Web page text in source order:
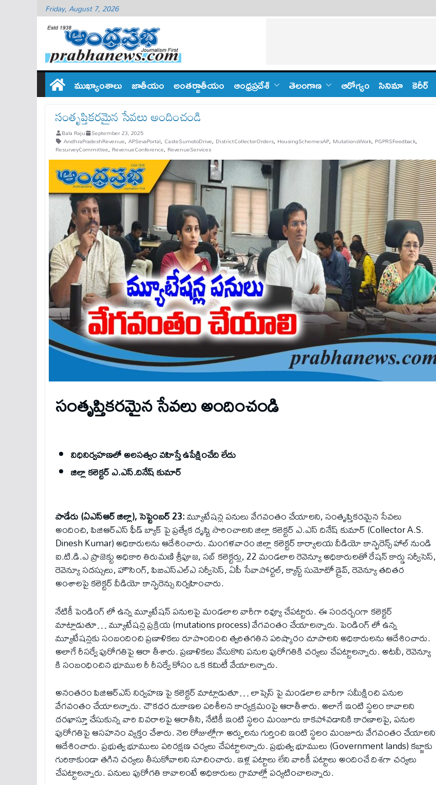
Friday, August 7, 2026
ముఖ్యాంశాలు జాతీయం అంతర్జాతీయం ఆంధ్ర‌ప్ర‌దేశ్ తెలంగాణ‌ ఆరోగ్యం సినిమా కెరీర్
సంతృప్తికరమైన సేవలు అందించండి
Bala Raju September 23, 2025
AndhraPradeshRevenue, APSevaPortal, CasteSumotoDrive, DistrictCollectorOrders, HousingSchemesAP, MutationsWork, PGPRSFeedback,
ResurveyCommittee, RevenueConference, RevenueServices
సంతృప్తికరమైన సేవలు అందించండి
విధినిర్వహణలో అలసత్వం వహిస్తే ఉపేక్షించేది లేదు
జిల్లా కలెక్టర్ ఎ.ఎస్.దినేష్ కుమార్
పాడేరు (ఏఎస్ఆర్ జిల్లా), సెప్టెంబర్ 23:మ్యూటేషన్ల పనులు వేగవంతం చేయాలని, సంతృప్తికరమైన సేవలు
అందించి, పిజిఆర్ఎస్ ఫీడ్ బ్యాక్ పై ప్రత్యేక దృష్టి సారించాలని జిల్లా కలెక్టర్ ఎ.ఎస్ దినేష్ కుమార్ (Collector A.S.
Dinesh Kumar) అధికారులను ఆదేశించారు. మంగళవారం జిల్లా కలెక్టర్ కార్యాలయ వీడియో కాన్ఫరెన్స్ హాల్ నుండి
ఐ.టి.డి.ఎ ప్రాజెక్టు అధికారి తిరుమణి శ్రీపూజ, సబ్ కలెక్టర్లు, 22 మండలాల రెవెన్యూ అధికారులతో రేషన్ కార్డు సర్వీసెస్,
రెవెన్యూ సదస్సులు, హౌసింగ్, పిబిఎస్ఎల్ఎ సర్వీసెస్, ఏపీ సేవాపోర్టల్, క్యాస్ట్ సుమోటో డ్రైవ్, రెవెన్యూ తదితర
అంశాలపై కలెక్టర్ వీడియో కాన్ఫరెన్సు నిర్వహించారు.
నేటికీ పెండింగ్ లో ఉన్న మ్యూటేషన్ పనులపై మండలాల వారీగా రివ్యూ చేపట్టారు. ఈ సందర్బంగా కలెక్టర్
మాట్లాడుతూ… మ్యూటేషన్ల ప్రక్రియ (mutations process) వేగవంతం చేయాలన్నారు. పెండింగ్ లో ఉన్న
మ్యూటేషన్లకు సంబందించి ప్రణాళికలు రూపొందించి త్వరితగతిన పరిష్కారం చూపాలని అధికారులను ఆదేశించారు.
అలాగే రీసర్వే పురోగతిపై ఆరా తీశారు. ప్రణాళికలు వేసుకొని పనుల పురోగతికి చర్యలు చేపట్టాలన్నారు. అటవీ, రెవెన్యూ
కి సంబంధించిన భూముల రీ రీసర్వే కోసం ఒక కమిటీ వేయాలన్నారు.
అనంతరం పిజిఆర్ఎస్ నిర్వహణ పై కలెక్టర్ మాట్లాడుతూ… లాప్సెస్ పై మండలాల వారీగా సమీక్షించి పనుల
వేగవంతం చేయాలన్నారు. చౌకధర దుకాణల పరిశీలన కార్యక్రమంపై ఆరాతీశారు. అలాగే ఇంటి స్థలం కావాలని
దరఖాస్తూ చేసుకున్న వారి వివరాలపై ఆరాతీసి, నేటికీ ఇంటి స్థలం మంజూరు కాకపోవడానికి కారణాలపై, పనుల
పురోగతిపై ఆసహనం వ్యక్తం చేశారు. నెల రోజుల్లోగా అర్హులను గుర్తించి ఇంటి స్థలం మంజూరు వేగవంతం చేయాలని
ఆదేశించారు. ప్రభుత్వ భూములు పరిరక్షణ చర్యలు చేపట్టాలన్నారు. ప్రభుత్వ భూములు (Government lands) కబ్జాకు
గురికాకుండా తగిన చర్యలు తీసుకోవాలని సూచించారు. ఇళ్ల పట్టాలు లేని వారికీ పట్టాలు అందించే దిశగా చర్యలు
చేపట్టాలన్నారు. పనులు పురోగతి కావాలంటే అధికారులు గ్రామాల్లో పర్యటించాలన్నారు.